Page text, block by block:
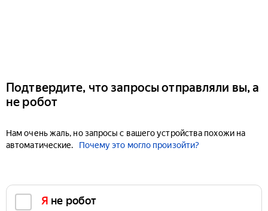
Подтвердите, что запросы отправляли вы, а
не робот
Нам очень жаль, но запросы с вашего устройства похожи на
автоматические.
Почему это могло произойти?
Я не робот